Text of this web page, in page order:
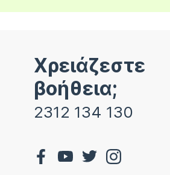
Χρειάζεστε
βοήθεια;
2312 134 130